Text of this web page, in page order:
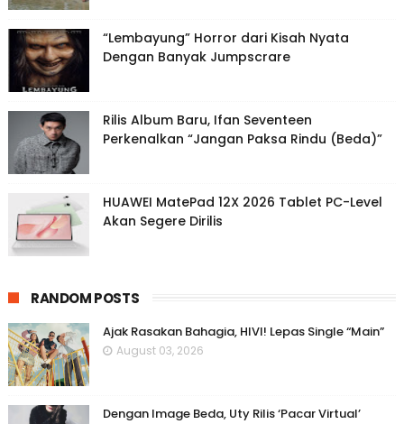
“Lembayung” Horror dari Kisah Nyata
Dengan Banyak Jumpscrare
Rilis Album Baru, Ifan Seventeen
Perkenalkan “Jangan Paksa Rindu (Beda)”
HUAWEI MatePad 12X 2026 Tablet PC-Level
Akan Segere Dirilis
RANDOM POSTS
Ajak Rasakan Bahagia, HIVI! Lepas Single “Main”
August 03, 2026
Dengan Image Beda, Uty Rilis ‘Pacar Virtual’